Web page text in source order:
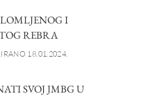
I
REBRA
18.01.2024.
SVOJ JMBG U